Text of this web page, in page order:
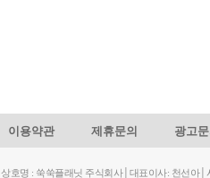
이용약관 제휴문의 광고문
상호명 : 쑥쑥플래닛 주식회사│대표이사: 천선아│